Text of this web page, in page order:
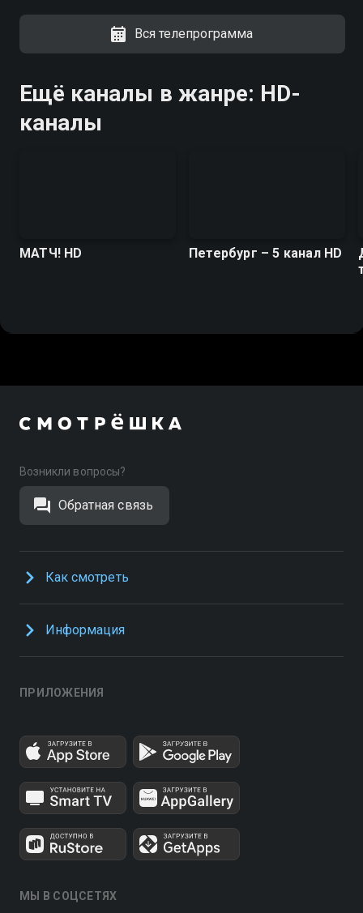
Вся телепрограмма
Ещё каналы в жанре: HD-
каналы
МАТЧ! HD Петербург – 5 канал HD
Возникли вопросы?
Обратная связь
Как смотреть
Информация
ПРИЛОЖЕНИЯ
МЫ В СОЦСЕТЯХ